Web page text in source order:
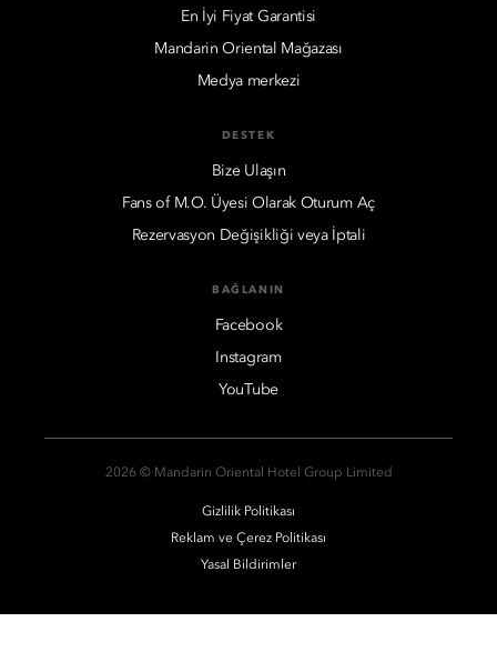
En İyi Fiyat Garantisi
Mandarin Oriental Mağazası
Medya merkezi
DESTEK
Bize Ulaşın
Fans of M.O. Üyesi Olarak Oturum Aç
Rezervasyon Değişikliği veya İptali
BAĞLANIN
Facebook
Instagram
YouTube
2026 © Mandarin Oriental Hotel Group Limited
Gizlilik Politikası
Reklam ve Çerez Politikası
Yasal Bildirimler